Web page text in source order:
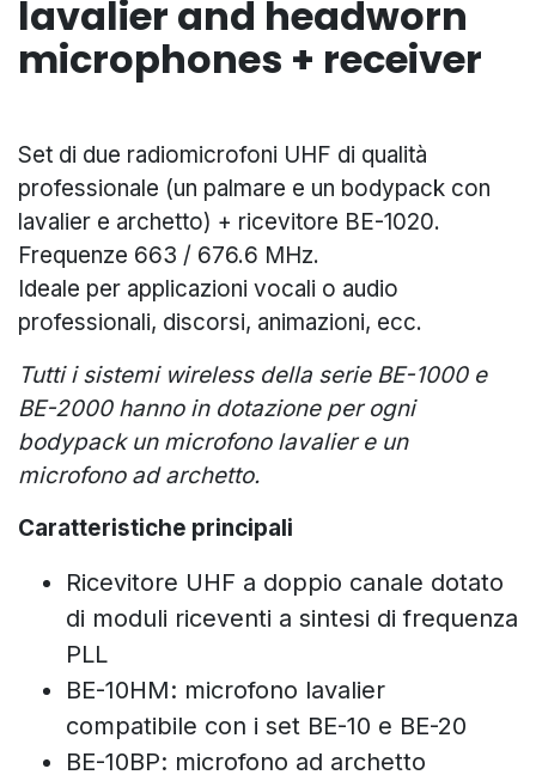
lavalier and headworn
microphones + receiver
Set di due radiomicrofoni UHF di qualità
professionale (un palmare e un bodypack con
lavalier e archetto) + ricevitore BE-1020.
Frequenze 663 / 676.6 MHz.
Ideale per applicazioni vocali o audio
professionali, discorsi, animazioni, ecc.
Tutti i sistemi wireless della serie BE-1000 e
BE-2000 hanno in dotazione per ogni
bodypack un microfono lavalier e un
microfono ad archetto.
Caratteristiche principali
Ricevitore UHF a doppio canale dotato
di moduli riceventi a sintesi di frequenza
PLL
BE-10HM: microfono lavalier
compatibile con i set BE-10 e BE-20
BE-10BP: microfono ad archetto